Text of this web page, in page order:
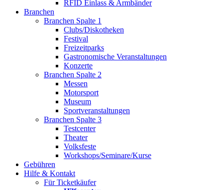
RFID Einlass & Armbänder
Branchen
Branchen Spalte 1
Clubs/Diskotheken
Festival
Freizeitparks
Gastronomische Veranstaltungen
Konzerte
Branchen Spalte 2
Messen
Motorsport
Museum
Sportveranstaltungen
Branchen Spalte 3
Testcenter
Theater
Volksfeste
Workshops/Seminare/Kurse
Gebühren
Hilfe & Kontakt
Für Ticketkäufer